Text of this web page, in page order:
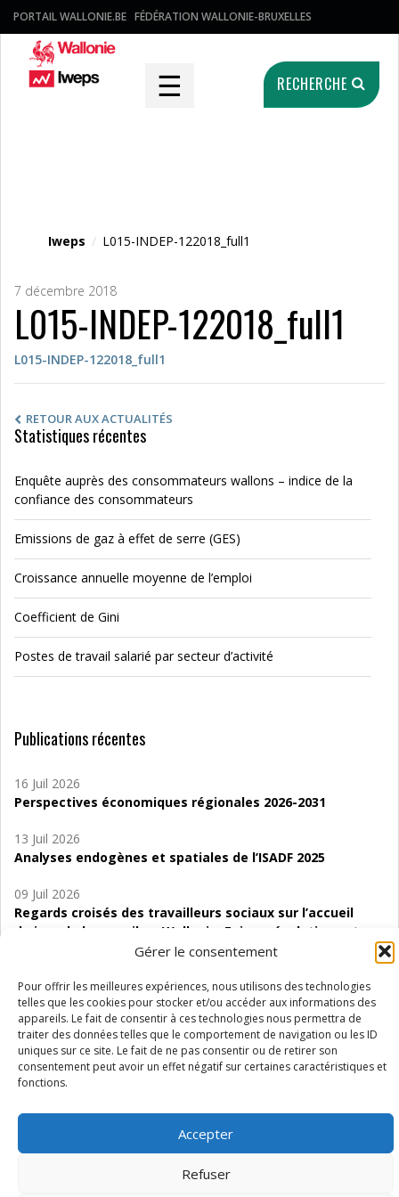
Gérer le consentement
Pour offrir les meilleures expériences, nous utilisons des technologies
telles que les cookies pour stocker et/ou accéder aux informations des
appareils. Le fait de consentir à ces technologies nous permettra de
traiter des données telles que le comportement de navigation ou les ID
uniques sur ce site. Le fait de ne pas consentir ou de retirer son
consentement peut avoir un effet négatif sur certaines caractéristiques et
fonctions.
Accepter
Refuser
PORTAIL WALLONIE.BE FÉDÉRATION WALLONIE-BRUXELLES
☰ RECHERCHE
Iweps / L015-INDEP-122018_full1
7 décembre 2018
L015-INDEP-122018_full1
L015-INDEP-122018_full1
RETOUR AUX ACTUALITÉS
Statistiques récentes
Enquête auprès des consommateurs wallons – indice de la
confiance des consommateurs
Emissions de gaz à effet de serre (GES)
Croissance annuelle moyenne de l’emploi
Coefficient de Gini
Postes de travail salarié par secteur d’activité
Publications récentes
16 Juil 2026
Perspectives économiques régionales 2026-2031
13 Juil 2026
Analyses endogènes et spatiales de l’ISADF 2025
09 Juil 2026
Regards croisés des travailleurs sociaux sur l’accueil
de jour de bas seuil en Wallonie. Enjeux, évolutions et
06 Juil 2026
Étude d’évaluabilité des Structures
d’accompagnement à l’autocréation d’emploi (SAACE)
01 Juil 2026
Pénurie du personnel infirmier :quels indicateurs
Wallonie ?